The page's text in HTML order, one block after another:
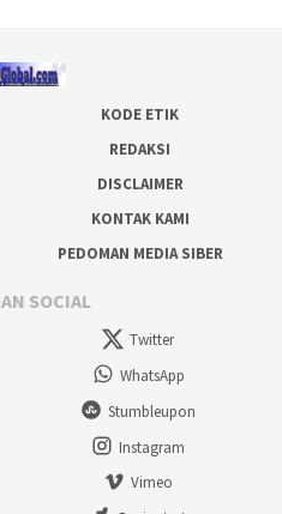
KODE ETIK
REDAKSI
DISCLAIMER
KONTAK KAMI
PEDOMAN MEDIA SIBER
SOCIAL
Twitter
WhatsApp
Stumbleupon
Instagram
Vimeo